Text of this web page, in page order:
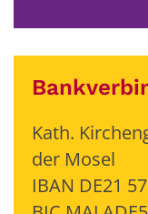
Kath.
der Mosel
IBAN DE21